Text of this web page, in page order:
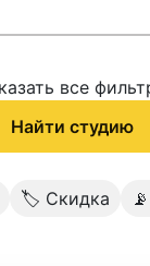
все
Найти студию
🏷 Скидка